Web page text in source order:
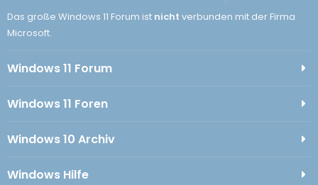
Das große Windows 11 Forum ist nicht verbunden mit der Firma
Microsoft.
Windows 11 Forum
Windows 11 Foren
Windows 10 Archiv
Windows Hilfe